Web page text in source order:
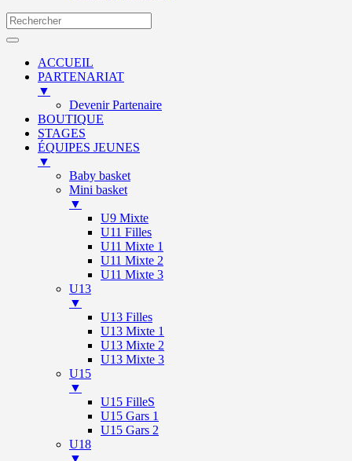
ACCUEIL
PARTENARIAT
▼
Devenir Partenaire
BOUTIQUE
STAGES
ÉQUIPES JEUNES
▼
Baby basket
Mini basket
▼
U9 Mixte
U11 Filles
U11 Mixte 1
U11 Mixte 2
U11 Mixte 3
U13
▼
U13 Filles
U13 Mixte 1
U13 Mixte 2
U13 Mixte 3
U15
▼
U15 FilleS
U15 Gars 1
U15 Gars 2
U18
▼